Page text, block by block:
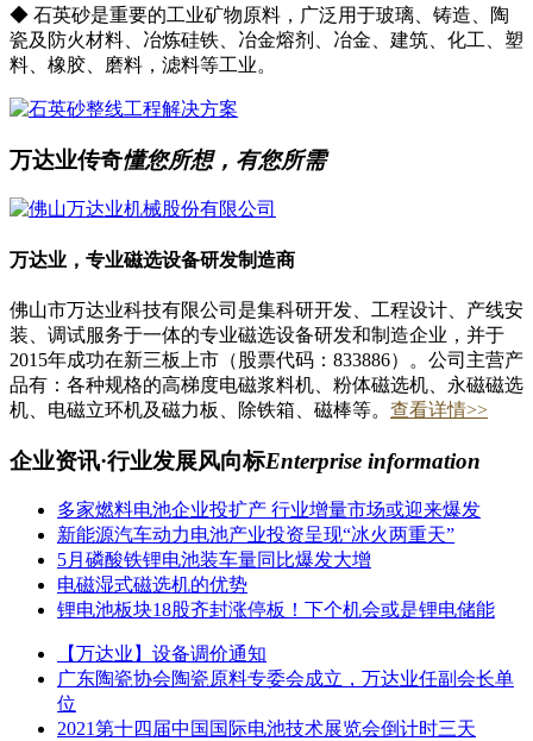
◆ 石英砂是重要的工业矿物原料，广泛用于玻璃、铸造、陶
瓷及防火材料、冶炼硅铁、冶金熔剂、冶金、建筑、化工、塑
料、橡胶、磨料，滤料等工业。
万达业传奇懂您所想，有您所需
万达业，专业磁选设备研发制造商
佛山市万达业科技有限公司是集科研开发、工程设计、产线安
装、调试服务于一体的专业磁选设备研发和制造企业，并于
2015年成功在新三板上市（股票代码：833886）。公司主营产
品有：各种规格的高梯度电磁浆料机、粉体磁选机、永磁磁选
机、电磁立环机及磁力板、除铁箱、磁棒等。 查看详情>>
企业资讯·行业发展风向标Enterprise information
多家燃料电池企业投扩产 行业增量市场或迎来爆发
新能源汽车动力电池产业投资呈现“冰火两重天”
5月磷酸铁锂电池装车量同比爆发大增
电磁湿式磁选机的优势
锂电池板块18股齐封涨停板！下个机会或是锂电储能
【万达业】设备调价通知
广东陶瓷协会陶瓷原料专委会成立，万达业任副会长单
位
2021第十四届中国国际电池技术展览会倒计时三天